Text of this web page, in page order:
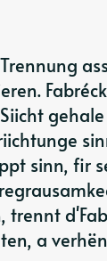
sinn, fir
trennt
a